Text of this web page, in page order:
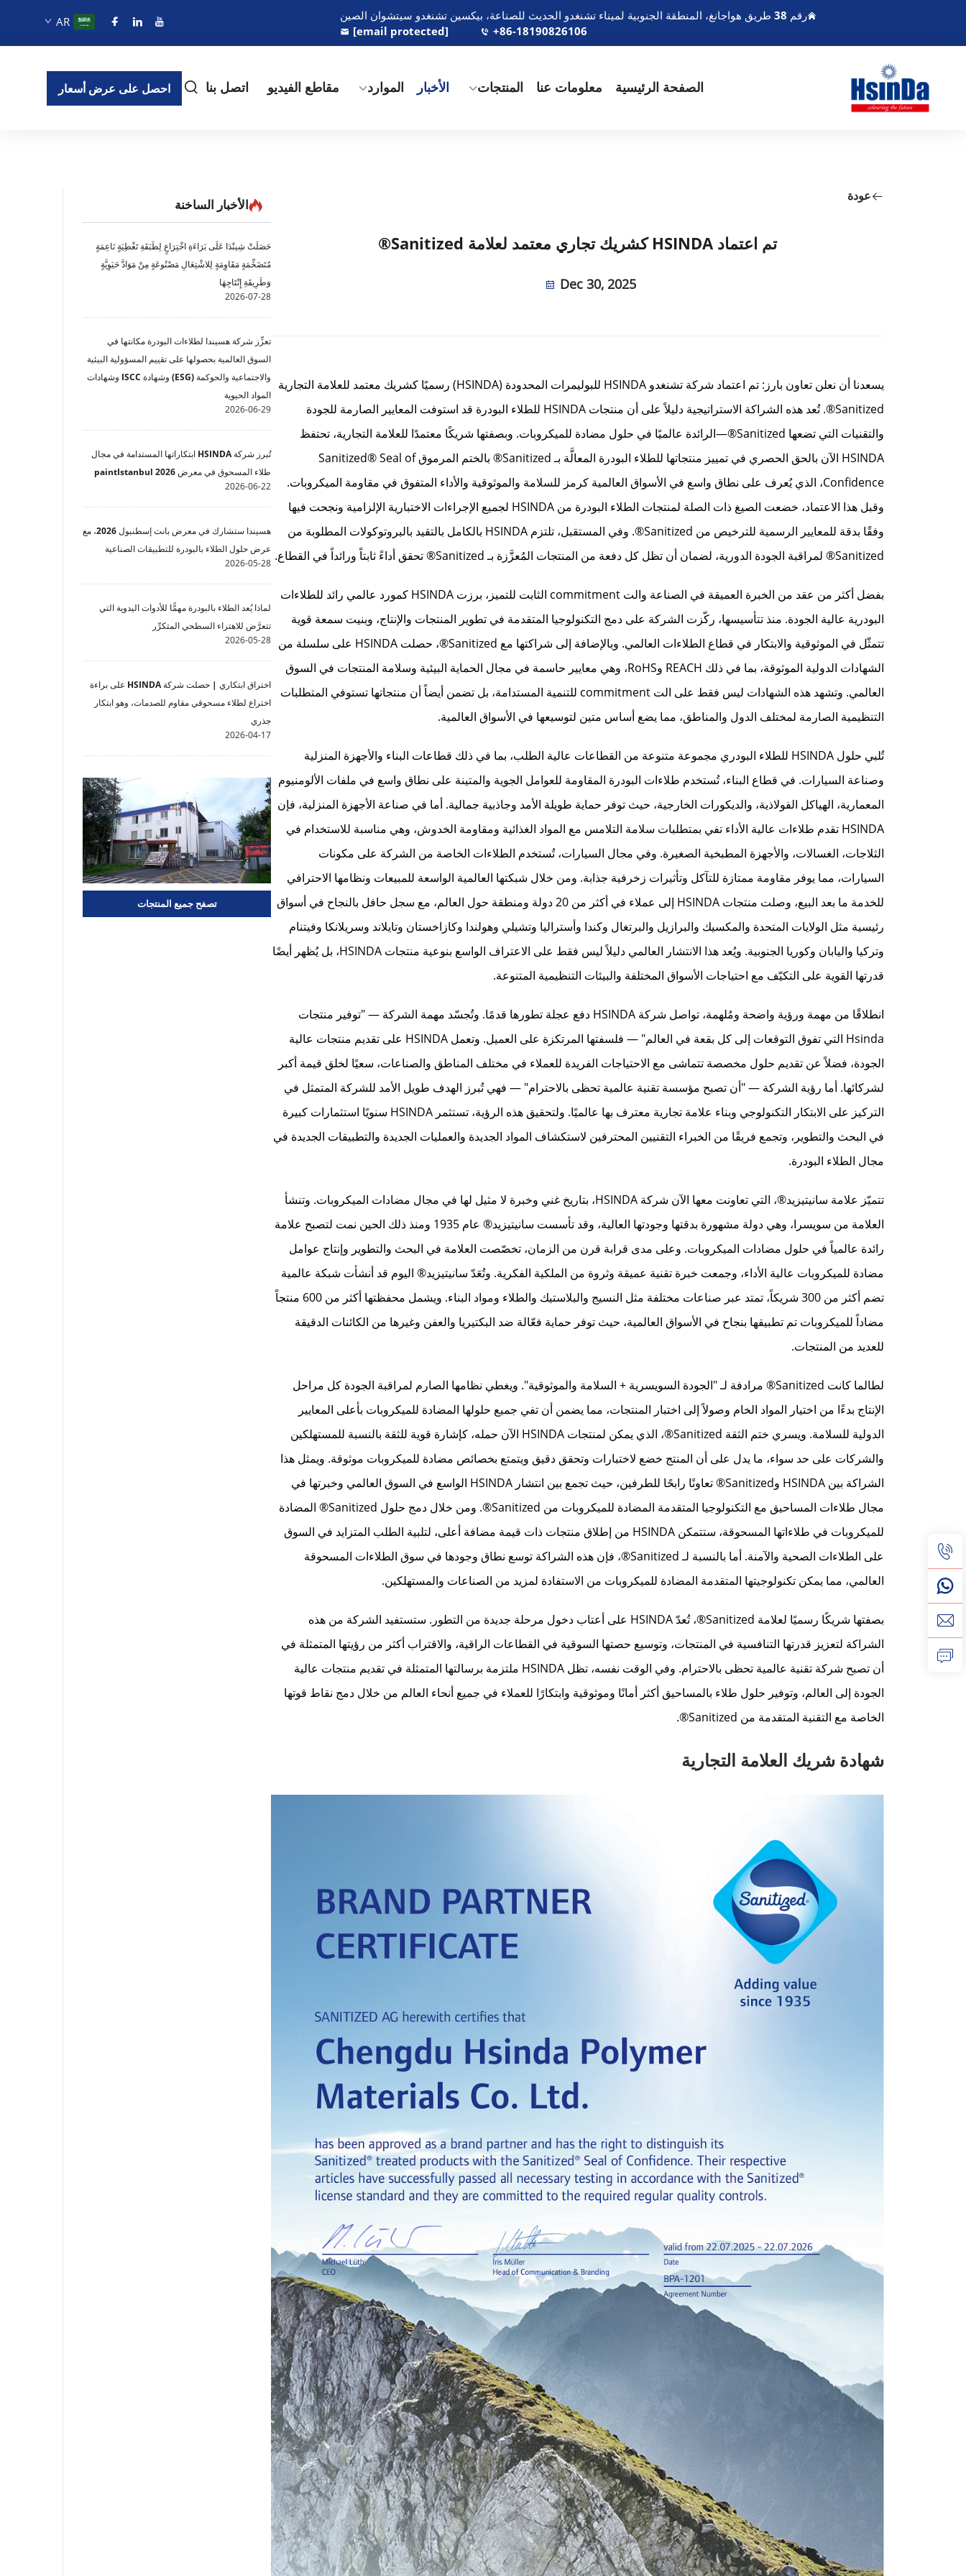
رقم 38 طريق هواجانغ، المنطقة الجنوبية لميناء تشنغدو الحديث للصناعة، بيكسين تشنغدو سيتشوان الصين
+86-18190826106
[email protected]
AR
الصفحة الرئيسية معلومات عنا المنتجات الأخبار الموارد مقاطع الفيديو اتصل بنا احصل على عرض أسعار
عودة
تم اعتماد HSINDA كشريك تجاري معتمد لعلامة Sanitized®
Dec 30, 2025
يسعدنا أن نعلن تعاون بارز: تم اعتماد شركة تشنغدو HSINDA للبوليمرات المحدودة (HSINDA) رسميًا كشريك معتمد للعلامة التجارية
Sanitized®. تُعد هذه الشراكة الاستراتيجية دليلاً على أن منتجات HSINDA للطلاء البودرة قد استوفت المعايير الصارمة للجودة
والتقنيات التي تضعها Sanitized®—الرائدة عالميًا في حلول مضادة للميكروبات. وبصفتها شريكًا معتمدًا للعلامة التجارية، تحتفظ
HSINDA الآن بالحق الحصري في تمييز منتجاتها للطلاء البودرة المعالَّة بـ Sanitized® بالختم المرموق Sanitized® Seal of
Confidence، الذي يُعرف على نطاق واسع في الأسواق العالمية كرمز للسلامة والموثوقية والأداء المتفوق في مقاومة الميكروبات.
وقبل هذا الاعتماد، خضعت الصيغ ذات الصلة لمنتجات الطلاء البودرة من HSINDA لجميع الإجراءات الاختبارية الإلزامية ونجحت فيها
وفقًا بدقة للمعايير الرسمية للترخيص من Sanitized®. وفي المستقبل، تلتزم HSINDA بالكامل بالتقيد بالبروتوكولات المطلوبة من
Sanitized® لمراقبة الجودة الدورية، لضمان أن تظل كل دفعة من المنتجات المُعزَّزة بـ Sanitized® تحقق أداءً ثابتاً ورائداً في القطاع.
بفضل أكثر من عقد من الخبرة العميقة في الصناعة والت commitment الثابت للتميز، برزت HSINDA كمورد عالمي رائد للطلاءات
البودرية عالية الجودة. منذ تتأسيسها، ركّزت الشركة على دمج التكنولوجيا المتقدمة في تطوير المنتجات والإنتاج، وبنيت سمعة قوية
تتمثّل في الموثوقية والابتكار في قطاع الطلاءات العالمي. وبالإضافة إلى شراكتها مع Sanitized®، حصلت HSINDA على سلسلة من
الشهادات الدولية الموثوقة، بما في ذلك REACH وRoHS، وهي معايير حاسمة في مجال الحماية البيئية وسلامة المنتجات في السوق
العالمي. وتشهد هذه الشهادات ليس فقط على الت commitment للتنمية المستدامة، بل تضمن أيضاً أن منتجاتها تستوفي المتطلبات
التنظيمية الصارمة لمختلف الدول والمناطق، مما يضع أساس متين لتوسيعها في الأسواق العالمية.
تُلبي حلول HSINDA للطلاء البودري مجموعة متنوعة من القطاعات عالية الطلب، بما في ذلك قطاعات البناء والأجهزة المنزلية
وصناعة السيارات. في قطاع البناء، تُستخدم طلاءات البودرة المقاومة للعوامل الجوية والمتينة على نطاق واسع في ملفات الألومنيوم
المعمارية، الهياكل الفولاذية، والديكورات الخارجية، حيث توفر حماية طويلة الأمد وجاذبية جمالية. أما في صناعة الأجهزة المنزلية، فإن
HSINDA تقدم طلاءات عالية الأداء تفي بمتطلبات سلامة التلامس مع المواد الغذائية ومقاومة الخدوش، وهي مناسبة للاستخدام في
الثلاجات، الغسالات، والأجهزة المطبخية الصغيرة. وفي مجال السيارات، تُستخدم الطلاءات الخاصة من الشركة على مكونات
السيارات، مما يوفر مقاومة ممتازة للتآكل وتأثيرات زخرفية جذابة. ومن خلال شبكتها العالمية الواسعة للمبيعات ونظامها الاحترافي
للخدمة ما بعد البيع، وصلت منتجات HSINDA إلى عملاء في أكثر من 20 دولة ومنطقة حول العالم، مع سجل حافل بالنجاح في أسواق
رئيسية مثل الولايات المتحدة والمكسيك والبرازيل والبرتغال وكندا وأستراليا وتشيلي وهولندا وكازاخستان وتايلاند وسريلانكا وفيتنام
وتركيا واليابان وكوريا الجنوبية. ويُعد هذا الانتشار العالمي دليلاً ليس فقط على الاعتراف الواسع بنوعية منتجات HSINDA، بل يُظهر أيضًا
قدرتها القوية على التكيّف مع احتياجات الأسواق المختلفة والبيئات التنظيمية المتنوعة.
انطلاقًا من مهمة ورؤية واضحة ومُلهمة، تواصل شركة HSINDA دفع عجلة تطورها قدمًا. وتُجسّد مهمة الشركة — "توفير منتجات
Hsinda التي تفوق التوقعات إلى كل بقعة في العالم" — فلسفتها المرتكزة على العميل. وتعمل HSINDA على تقديم منتجات عالية
الجودة، فضلاً عن تقديم حلول مخصصة تتماشى مع الاحتياجات الفريدة للعملاء في مختلف المناطق والصناعات، سعيًا لخلق قيمة أكبر
لشركائها. أما رؤية الشركة — "أن تصبح مؤسسة تقنية عالمية تحظى بالاحترام" — فهي تُبرز الهدف طويل الأمد للشركة المتمثل في
التركيز على الابتكار التكنولوجي وبناء علامة تجارية معترف بها عالميًا. ولتحقيق هذه الرؤية، تستثمر HSINDA سنويًا استثمارات كبيرة
في البحث والتطوير، وتجمع فريقًا من الخبراء التقنيين المحترفين لاستكشاف المواد الجديدة والعمليات الجديدة والتطبيقات الجديدة في
مجال الطلاء البودرة.
تتميّز علامة سانيتيزيد®، التي تعاونت معها الآن شركة HSINDA، بتاريخ غني وخبرة لا مثيل لها في مجال مضادات الميكروبات. وتنشأ
العلامة من سويسرا، وهي دولة مشهورة بدقتها وجودتها العالية، وقد تأسست سانيتيزيد® عام 1935 ومنذ ذلك الحين نمت لتصبح علامة
رائدة عالمياً في حلول مضادات الميكروبات. وعلى مدى قرابة قرن من الزمان، تخصّصت العلامة في البحث والتطوير وإنتاج عوامل
مضادة للميكروبات عالية الأداء، وجمعت خبرة تقنية عميقة وثروة من الملكية الفكرية. وتُعَدّ سانيتيزيد® اليوم قد أنشأت شبكة عالمية
تضم أكثر من 300 شريكاً، تمتد عبر صناعات مختلفة مثل النسيج والبلاستيك والطلاء ومواد البناء. ويشمل محفظتها أكثر من 600 منتجاً
مضاداً للميكروبات تم تطبيقها بنجاح في الأسواق العالمية، حيث توفر حماية فعّالة ضد البكتيريا والعفن وغيرها من الكائنات الدقيقة
للعديد من المنتجات.
لطالما كانت Sanitized® مرادفة لـ "الجودة السويسرية + السلامة والموثوقية". ويغطي نظامها الصارم لمراقبة الجودة كل مراحل
الإنتاج بدءًا من اختيار المواد الخام وصولاً إلى اختبار المنتجات، مما يضمن أن تفي جميع حلولها المضادة للميكروبات بأعلى المعايير
الدولية للسلامة. ويسري ختم الثقة Sanitized®، الذي يمكن لمنتجات HSINDA الآن حمله، كإشارة قوية للثقة بالنسبة للمستهلكين
والشركات على حد سواء، ما يدل على أن المنتج خضع لاختبارات وتحقق دقيق ويتمتع بخصائص مضادة للميكروبات موثوقة. ويمثل هذا
الشراكة بين HSINDA وSanitized® تعاونًا رابحًا للطرفين، حيث تجمع بين انتشار HSINDA الواسع في السوق العالمي وخبرتها في
مجال طلاءات المساحيق مع التكنولوجيا المتقدمة المضادة للميكروبات من Sanitized®. ومن خلال دمج حلول Sanitized® المضادة
للميكروبات في طلاءاتها المسحوقة، ستتمكن HSINDA من إطلاق منتجات ذات قيمة مضافة أعلى، لتلبية الطلب المتزايد في السوق
على الطلاءات الصحية والآمنة. أما بالنسبة لـ Sanitized®، فإن هذه الشراكة توسع نطاق وجودها في سوق الطلاءات المسحوقة
العالمي، مما يمكن تكنولوجيتها المتقدمة المضادة للميكروبات من الاستفادة لمزيد من الصناعات والمستهلكين.
بصفتها شريكًا رسميًا لعلامة Sanitized®، تُعدّ HSINDA على أعتاب دخول مرحلة جديدة من التطور. ستستفيد الشركة من هذه
الشراكة لتعزيز قدرتها التنافسية في المنتجات، وتوسيع حصتها السوقية في القطاعات الراقية، والاقتراب أكثر من رؤيتها المتمثلة في
أن تصبح شركة تقنية عالمية تحظى بالاحترام. وفي الوقت نفسه، تظل HSINDA ملتزمة برسالتها المتمثلة في تقديم منتجات عالية
الجودة إلى العالم، وتوفير حلول طلاء بالمساحيق أكثر أمانًا وموثوقية وابتكارًا للعملاء في جميع أنحاء العالم من خلال دمج نقاط قوتها
الخاصة مع التقنية المتقدمة من Sanitized®.
شهادة شريك العلامة التجارية
الأخبار الساخنة
حَصَلَتْ شِينْدَا عَلَى بَرَاءَةِ اخْتِرَاعٍ لِطَبَقَةِ تَغْطِيَةٍ نَاعِمَةٍ
مُتَضَخِّمَةٍ مَقَاوِمَةٍ لِلاشْتِعَالِ مَصْنُوعَةٍ مِنْ مَوَادَّ حَيَوِيَّةٍ
وَطَرِيقَةِ إِنْتَاجِهَا
2026-07-28
تعزِّز شركة هسيندا لطلاءات البودرة مكانتها في
السوق العالمية بحصولها على تقييم المسؤولية البيئية
والاجتماعية والحوكمة (ESG) وشهادة ISCC وشهادات
المواد الحيوية
2026-06-29
تُبرز شركة HSINDA ابتكاراتها المستدامة في مجال
طلاء المسحوق في معرض paintIstanbul 2026
2026-06-22
هسيندا ستشارك في معرض بانت إسطنبول 2026، مع
عرض حلول الطلاء بالبودرة للتطبيقات الصناعية
2026-05-28
لماذا يُعد الطلاء بالبودرة مهمًّا للأدوات اليدوية التي
تتعرَّض للاهتراء السطحي المتكرِّر
2026-05-28
اختراق ابتكاري | حصلت شركة HSINDA على براءة
اختراع لطلاء مسحوقي مقاوم للصدمات، وهو ابتكار
جذري
2026-04-17
تصفح جميع المنتجات